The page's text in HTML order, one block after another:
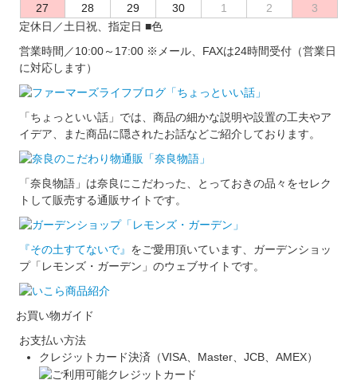
27
28 29 30 1 2
3
定休日／土日祝、指定日■色
営業時間／10:00～17:00 ※メール、FAXは24時間受付（営業日
に対応します）
「ちょっといい話」では、商品の細かな説明や設置の工夫やア
イデア、また商品に隠されたお話などご紹介しております。
「奈良物語」は奈良にこだわった、とっておきの品々をセレク
トして販売する通販サイトです。
『その土すてないで』 をご愛用頂いています、ガーデンショッ
プ「レモンズ・ガーデン」のウェブサイトです。
お買い物ガイド
お支払い方法
クレジットカード決済（VISA、Master、JCB、AMEX）